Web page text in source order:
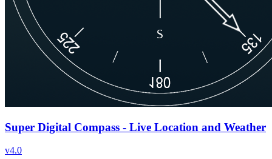
Super Digital Compass - Live Location and Weather
v4.0